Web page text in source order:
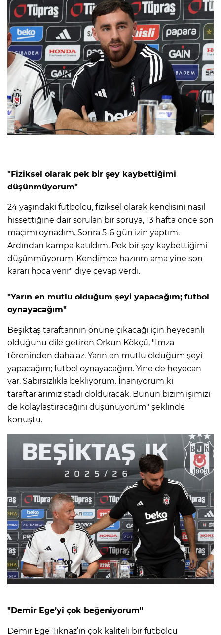
"Fiziksel olarak pek bir şey kaybettiğimi
düşünmüyorum"
24 yaşındaki futbolcu, fiziksel olarak kendisini nasıl
hissettiğine dair sorulan bir soruya, "3 hafta önce son
maçımı oynadım. Sonra 5-6 gün izin yaptım.
Ardından kampa katıldım. Pek bir şey kaybettiğimi
düşünmüyorum. Kendimce hazırım ama yine son
kararı hoca verir" diye cevap verdi.
"Yarın en mutlu olduğum şeyi yapacağım; futbol
oynayacağım"
Beşiktaş taraftarının önüne çıkacağı için heyecanlı
olduğunu dile getiren Orkun Kökçü, "İmza
töreninden daha az. Yarın en mutlu olduğum şeyi
yapacağım; futbol oynayacağım. Yine de heyecan
var. Sabırsızlıkla bekliyorum. İnanıyorum ki
taraftarlarımız stadı dolduracak. Bunun bizim işimizi
de kolaylaştıracağını düşünüyorum" şeklinde
konuştu.
"Demir Ege’yi çok beğeniyorum"
Demir Ege Tıknaz’ın çok kaliteli bir futbolcu